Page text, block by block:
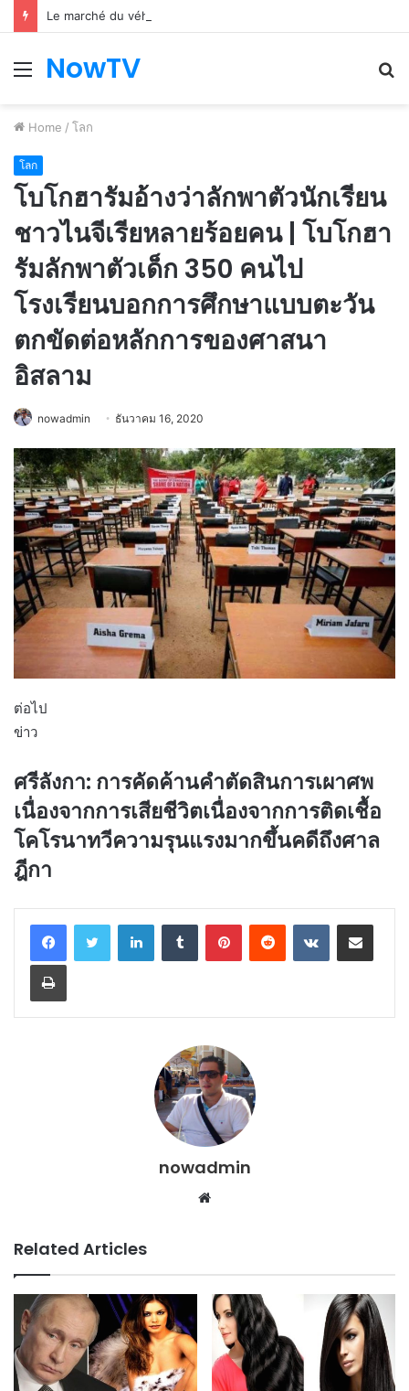
Le marché du véhicule d’occasion en plein essor
Menu
NowTV
Home / โลก
โลก
โบโกฮารัมอ้างว่าลักพาตัวนักเรียน
ชาวไนจีเรียหลายร้อยคน | โบโกฮา
รัมลักพาตัวเด็ก 350 คนไป
โรงเรียนบอกการศึกษาแบบตะวัน
ตกขัดต่อหลักการของศาสนา
อิสลาม
nowadmin ธันวาคม 16, 2020
ต่อไป
ข่าว
ศรีลังกา: การคัดค้านคำตัดสินการเผาศพ
เนื่องจากการเสียชีวิตเนื่องจากการติดเชื้อ
โคโรนาทวีความรุนแรงมากขึ้นคดีถึงศาล
ฎีกา
LinkedInTumblr PinterestReddit VKontakteShare via Email
Print
nowadmin
Website
Related Articles